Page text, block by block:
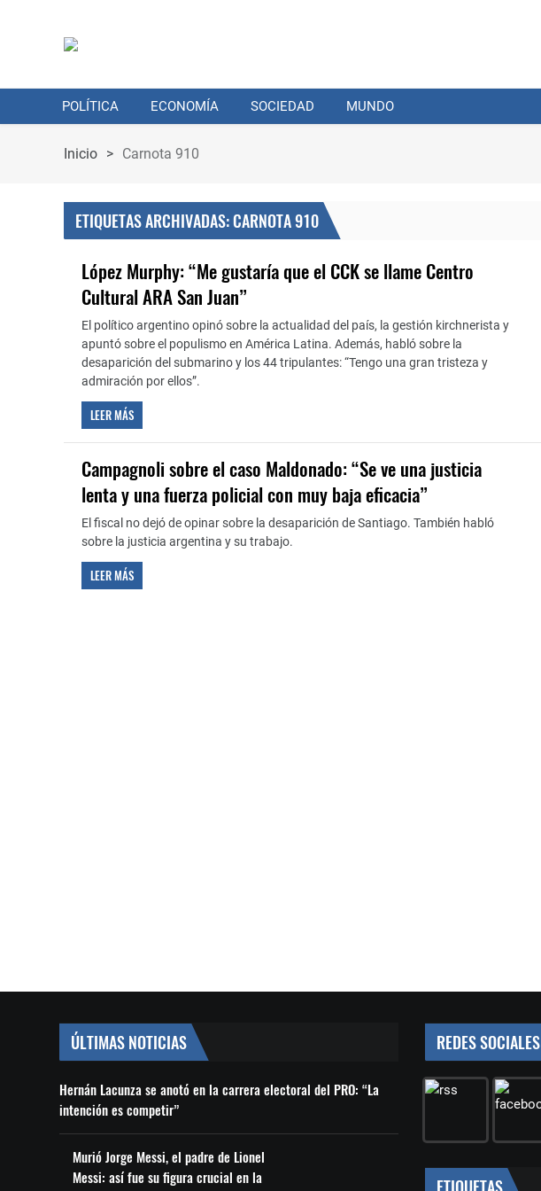
POLÍTICA ECONOMÍA SOCIEDAD MUNDO
Inicio > Carnota 910
ETIQUETAS ARCHIVADAS: CARNOTA 910
López Murphy: “Me gustaría que el CCK se llame Centro
Cultural ARA San Juan”
El político argentino opinó sobre la actualidad del país, la gestión kirchnerista y
apuntó sobre el populismo en América Latina. Además, habló sobre la
desaparición del submarino y los 44 tripulantes: “Tengo una gran tristeza y
admiración por ellos”.
LEER MÁS
Campagnoli sobre el caso Maldonado: “Se ve una justicia
lenta y una fuerza policial con muy baja eficacia”
El fiscal no dejó de opinar sobre la desaparición de Santiago. También habló
sobre la justicia argentina y su trabajo.
LEER MÁS
ÚLTIMAS NOTICIAS
Hernán Lacunza se anotó en la carrera electoral del PRO: “La
intención es competir”
Murió Jorge Messi, el padre de Lionel
Messi: así fue su figura crucial en la
REDES SOCIALES
ETIQUETAS